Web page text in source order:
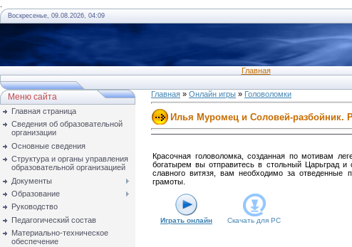
Воскресенье, 09.08.2026, 04:09
Главная
Меню сайта
Главная страница
Сведения об образовательной
организации
Основные сведения
Структура и органы управления
образовательной организацией
Документы
Образование
Руководство
Педагогический состав
Материально-техническое
обеспечение
Главная » Онлайн игры » Головоломки
Илья Муромец и Соловей-разбойник.
Красочная головоломка, созданная по мотивам
богатырем вы отправитесь в стольный Царьград
славного витязя, вам необходимо за
грамоты.
Играть онлайн Скачать для PC